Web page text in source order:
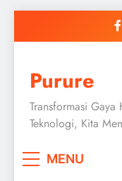
Purure
Transformasi
Teknologi, Kita
MENU